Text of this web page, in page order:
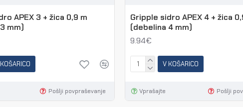
APEX 3 + žica 0,9 m
mm)
Pošlji povpraševanje
Gripple sidro APEX 4 + žica
(debelina 4 mm)
9.94€
V KOŠARICO
Vprašajte Pošlji